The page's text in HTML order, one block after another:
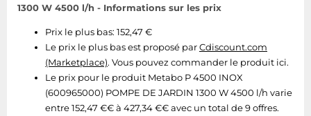
1300 W 4500 l/h - Informations sur les prix
Prix le plus bas: 152,47 €
Le prix le plus bas est proposé parCdiscount.com
(Marketplace). Vous pouvez commander le produit ici.
Le prix pour le produit Metabo P 4500 INOX
(600965000) POMPE DE JARDIN 1300 W 4500 l/h varie
entre 152,47 €€ à 427,34 €€ avec un total de 9 offres.